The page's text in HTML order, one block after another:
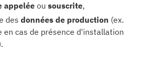
appelée ou souscrite,
des données de production (ex.
en cas de présence d'installation